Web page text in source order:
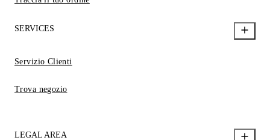
SERVICES
Servizio Clienti
Trova negozio
LEGAL AREA